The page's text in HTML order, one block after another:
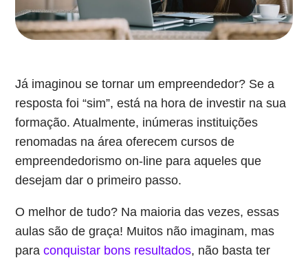
Já imaginou se tornar um empreendedor? Se a
resposta foi “sim”, está na hora de investir na sua
formação. Atualmente, inúmeras instituições
renomadas na área oferecem cursos de
empreendedorismo on-line para aqueles que
desejam dar o primeiro passo.
O melhor de tudo? Na maioria das vezes, essas
aulas são de graça! Muitos não imaginam, mas
paraconquistar bons resultados, não basta ter